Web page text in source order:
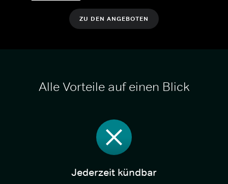
ZU DEN ANGEBOTEN
Alle Vorteile auf einen Blick
Jederzeit kündbar